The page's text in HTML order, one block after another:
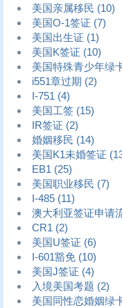
美国亲属移民 (10)
美国O-1签证 (7)
美国出生证 (1)
美国K签证 (10)
美国特殊青少年绿
i551章过期 (2)
I-751 (4)
美国工签 (15)
IR签证 (2)
婚姻移民 (14)
美国K1未婚签证
EB1 (25)
美国职业移民 (7)
I-485 (11)
澳大利亚签证申请
CR1 (2)
美国U签证 (6)
I-601豁免 (10)
美国J签证 (4)
入境美国考题 (2)
美国同性恋婚姻绿